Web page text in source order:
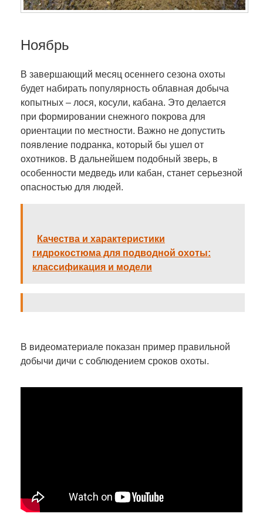
Ноябрь
В завершающий месяц осеннего сезона охоты
будет набирать популярность облавная добыча
копытных – лося, косули, кабана. Это делается
при формировании снежного покрова для
ориентации по местности. Важно не допустить
появление подранка, который бы ушел от
охотников. В дальнейшем подобный зверь, в
особенности медведь или кабан, станет серьезной
опасностью для людей.
Качества и характеристики
гидрокостюма для подводной охоты:
классификация и модели
В видеоматериале показан пример правильной
добычи дичи с соблюдением сроков охоты.